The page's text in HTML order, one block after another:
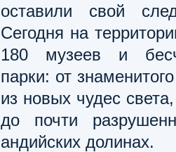
оставили свой
Сегодня на
180 музеев и
парки: от
из новых чудес
до почти
андийских долинах.